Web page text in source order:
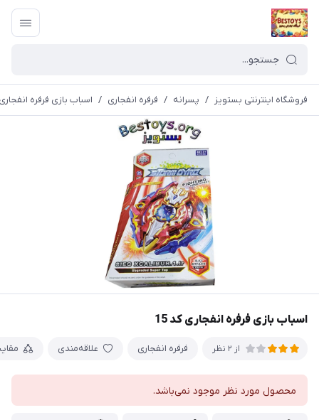
فروشگاه اینترنتی بستویز / پسرانه / فرفره انفجاری / اسباب بازی فرفره انفجاری
اسباب بازی فرفره انفجاری کد 15
از 2 نظر فرفره انفجاری علاقه‌مندی
محصول مورد نظر موجود نمی‌باشد.